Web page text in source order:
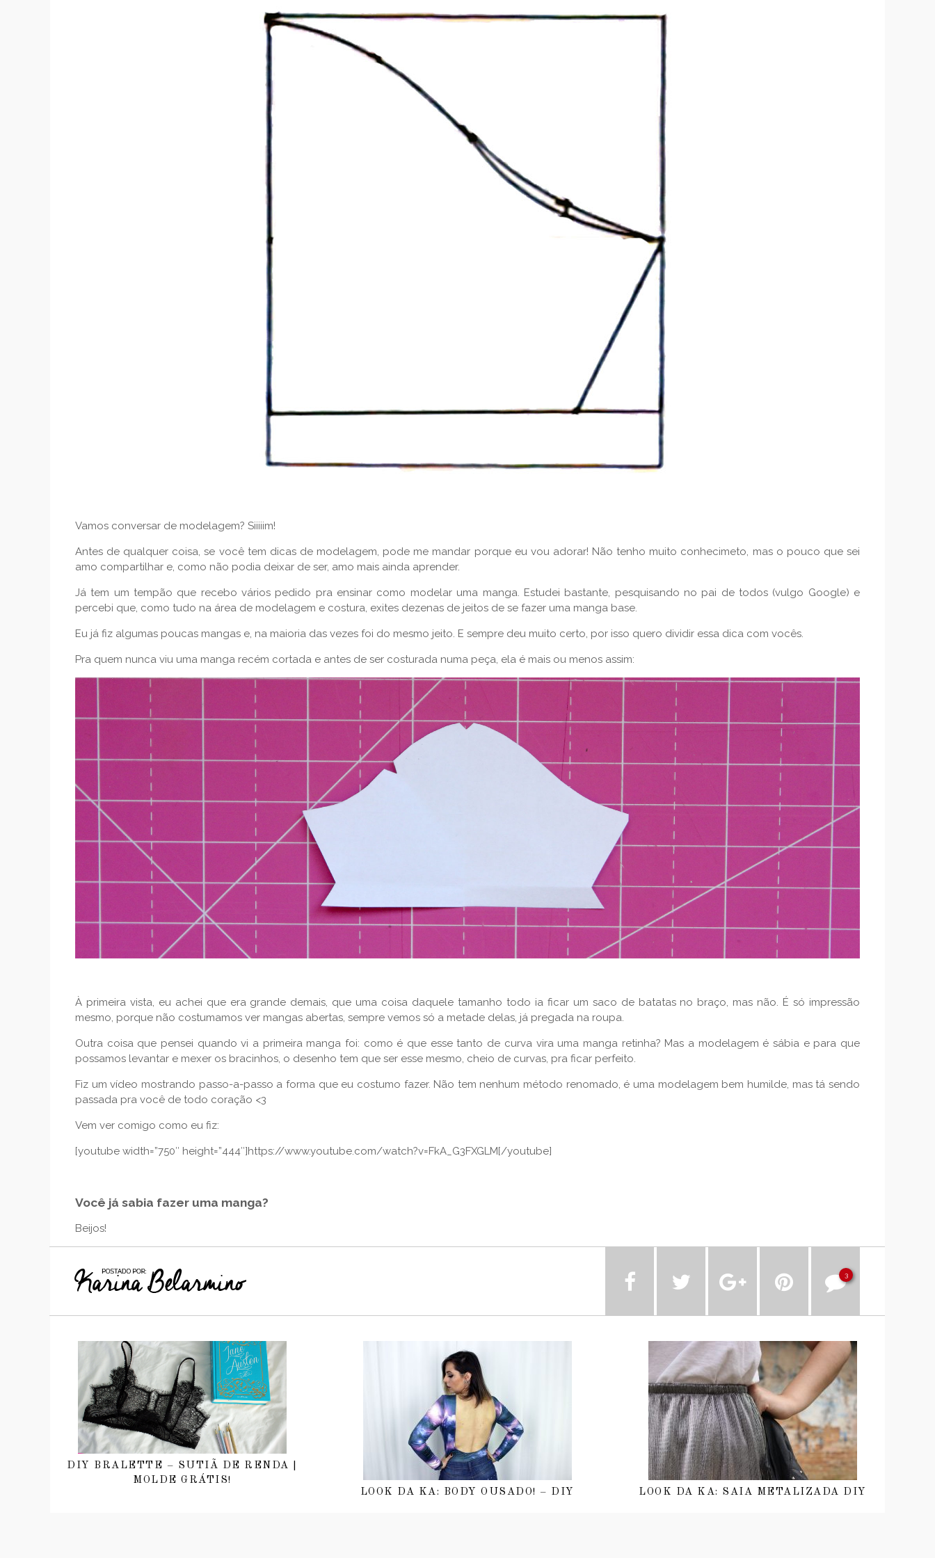
Vamos conversar de modelagem? Siiiiim!
Antes de qualquer coisa, se você tem dicas de modelagem, pode me mandar porque eu vou adorar! Não tenho muito conhecimeto, mas o pouco que sei
amo compartilhar e, como não podia deixar de ser, amo mais ainda aprender.
Já tem um tempão que recebo vários pedido pra ensinar como modelar uma manga. Estudei bastante, pesquisando no pai de todos (vulgo Google) e
percebi que, como tudo na área de modelagem e costura, exites dezenas de jeitos de se fazer uma manga base.
Eu já fiz algumas poucas mangas e, na maioria das vezes foi do mesmo jeito. E sempre deu muito certo, por isso quero dividir essa dica com vocês.
Pra quem nunca viu uma manga recém cortada e antes de ser costurada numa peça, ela é mais ou menos assim:
À primeira vista, eu achei que era grande demais, que uma coisa daquele tamanho todo ia ficar um saco de batatas no braço, mas não. É só impressão
mesmo, porque não costumamos ver mangas abertas, sempre vemos só a metade delas, já pregada na roupa.
Outra coisa que pensei quando vi a primeira manga foi: como é que esse tanto de curva vira uma manga retinha? Mas a modelagem é sábia e para que
possamos levantar e mexer os bracinhos, o desenho tem que ser esse mesmo, cheio de curvas, pra ficar perfeito.
Fiz um vídeo mostrando passo-a-passo a forma que eu costumo fazer. Não tem nenhum método renomado, é uma modelagem bem humilde, mas tá sendo
passada pra você de todo coração <3
Vem ver comigo como eu fiz:
[youtube width=”750″ height=”444″]https://www.youtube.com/watch?v=FkA_G3FXGLM[/youtube]
Você já sabia fazer uma manga?
Beijos!
3
DIY BRALETTE – SUTIÃ DE RENDA |
MOLDE GRÁTIS!
LOOK DA KA: BODY OUSADO! – DIY
LOOK DA KA: SAIA METALIZADA DIY